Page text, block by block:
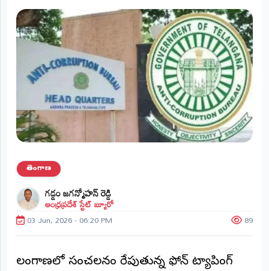
లైవ్
రేడియో
(Live
Radio)
వార్తలు
(STATE)
తెలంగాణ
ఆంధ్రప్రదేశ్
ప్రధాన
విభాగాలు
(MAIN)
తెలంగాణ
గడ్డం జగన్మోహన్ రెడ్డి
ఆంధ్రప్రదేశ్ స్టేట్ బ్యూరో
03 Jun, 2026 - 06:20 PM 89
తెలంగాణలో సంచలనం రేపుతున్న ఫోన్ ట్యాపింగ్